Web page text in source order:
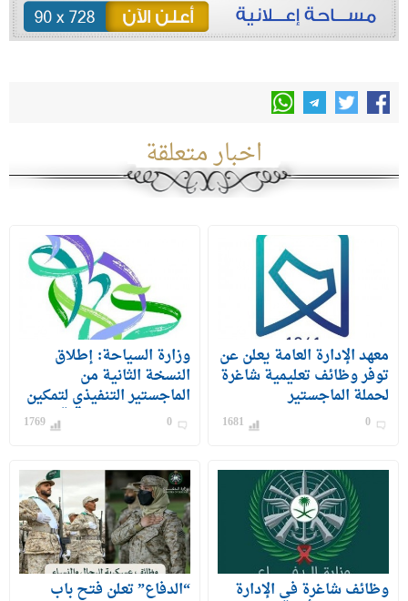
اخبار متعلقة
معهد الإدارة العامة يعلن عن
توفر وظائف تعليمية شاغرة
لحملة الماجستير
0
1681
وزارة السياحة: إطلاق
النسخة الثانية من
الماجستير التنفيذي لتمكين
الكوادر الوطنية من قيادة
القطاع السياحي بالمملكة
0
1769
وظائف شاغرة في الإدارة “الدفاع” تعلن فتح باب